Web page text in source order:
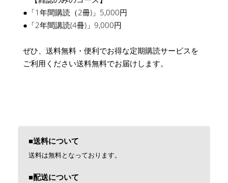
●「1年間購読（2冊)」5,000円
●「2年間講読(4冊)」9,000円
ぜひ、送料無料・便利でお得な定期購読サービスを
ご利用ください送料無料でお届けします。
■送料について
送料は無料となっております。
■配送について